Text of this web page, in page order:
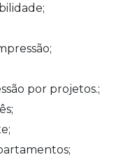
por projetos.;